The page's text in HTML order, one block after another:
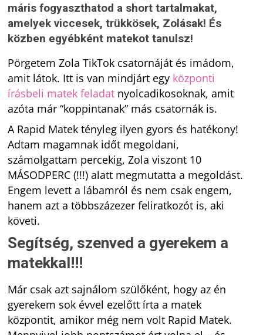
máris fogyaszthatod a short tartalmakat,
amelyek viccesek, trükkösek, Zolásak! És
közben egyébként matekot tanulsz!
Pörgetem Zola TikTok csatornáját és imádom,
amit látok. Itt is van mindjárt egy központi
írásbeli matek feladat nyolcadikosoknak, amit
azóta már “koppintanak” más csatornák is.
A Rapid Matek tényleg ilyen gyors és hatékony!
Adtam magamnak időt megoldani,
számolgattam percekig, Zola viszont 10
MÁSODPERC (!!!) alatt megmutatta a megoldást.
Engem levett a lábamról és nem csak engem,
hanem azt a többszázezer feliratkozót is, aki
követi.
Segítség, szenved a gyerekem a
matekkal!!!
Már csak azt sajnálom szülőként, hogy az én
gyerekem sok évvel ezelőtt írta a matek
központit, amikor még nem volt Rapid Matek.